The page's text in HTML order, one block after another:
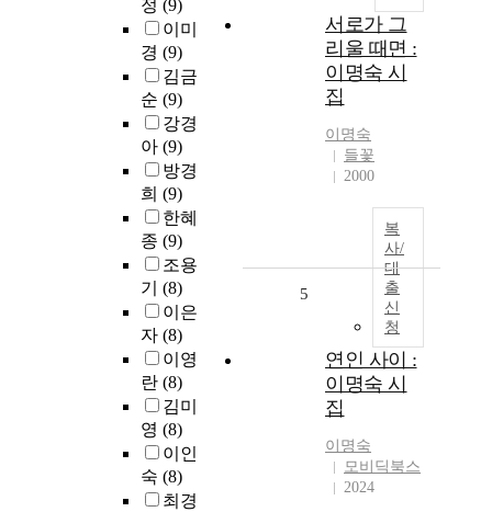
정 (9)
이미
경 (9)
김금
순 (9)
강경
아 (9)
방경
희 (9)
한혜
종 (9)
조용
기 (8)
이은
자 (8)
이영
란 (8)
김미
영 (8)
이인
숙 (8)
최경
서로가 그
리울 때면 :
이명숙 시
집
이명숙
들꽃
2000
복
사/
대
출
신
청
5
연인 사이 :
이명숙 시
집
이명숙
모비딕북스
2024